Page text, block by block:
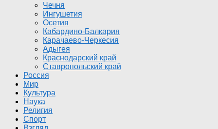
Чечня
Ингушетия
Осетия
Кабардино-Балкария
Карачаево-Черкесия
Адыгея
Краснодарский край
Ставропольский край
Россия
Мир
Культура
Наука
Религия
Спорт